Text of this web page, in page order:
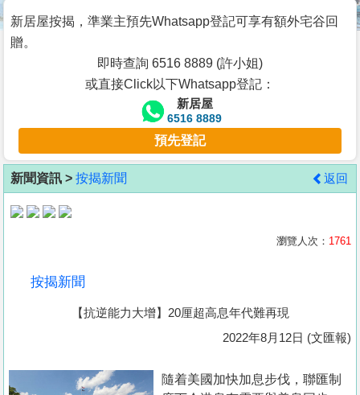
谷
按
客
地
產
新居屋按揭，準業主預先Whatsapp登記可享有額外宅谷回
贈。
即時查詢 6516 8889 (許小姐)
或直接Click以下Whatsapp登記：
新居屋
6516 8889
預先登記
新聞資訊 > 按揭新聞 返回
瀏覽人次： 1761
按揭新聞
【抗逆能力大增】20厘超高息年代難再現
2022年8月12日 (文匯報)
隨着美國加快加息步伐，聯匯制